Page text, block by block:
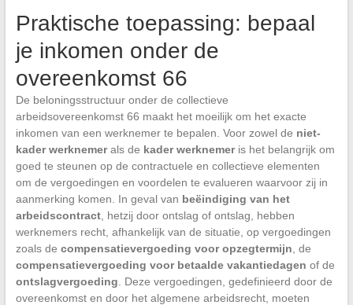
Praktische toepassing: bepaal
je inkomen onder de
overeenkomst 66
De beloningsstructuur onder de collectieve
arbeidsovereenkomst 66 maakt het moeilijk om het exacte
inkomen van een werknemer te bepalen. Voor zowel de niet-
kader werknemerals de kader werknemeris het belangrijk om
goed te steunen op de contractuele en collectieve elementen
om de vergoedingen en voordelen te evalueren waarvoor zij in
aanmerking komen. In geval van beëindiging van het
arbeidscontract, hetzij door ontslag of ontslag, hebben
werknemers recht, afhankelijk van de situatie, op vergoedingen
zoals de compensatievergoeding voor opzegtermijn , de
compensatievergoeding voor betaalde vakantiedagen of de
ontslagvergoeding . Deze vergoedingen, gedefinieerd door de
overeenkomst en door het algemene arbeidsrecht, moeten